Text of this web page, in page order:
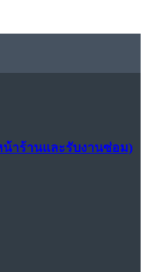
น้าร้านและรับงานซ่อม)